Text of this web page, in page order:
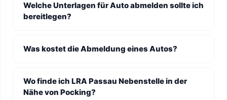
Welche Unterlagen für Auto abmelden sollte ich
bereitlegen?
Was kostet die Abmeldung eines Autos?
Wo finde ich LRA Passau Nebenstelle in der
Nähe von Pocking?